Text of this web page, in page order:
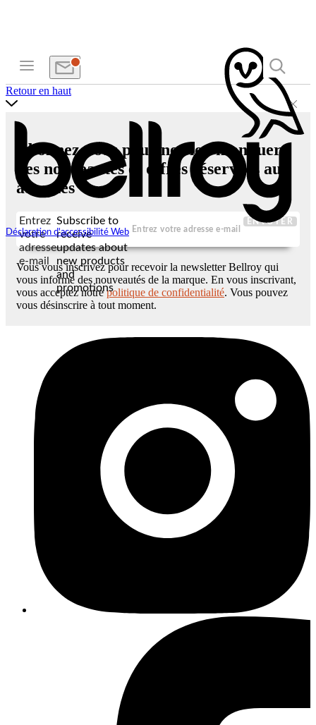
Déclaration d'accessibilité Web
Retour en haut
Abonnez-vous pour ne rien manquer
des nouveautés et offres réservées aux
abonnés
Entrez
votre
adresse
e-mail
Subscribe to
receive
updates about
new products
and
promotions
ENVOYER
Vous vous inscrivez pour recevoir la newsletter Bellroy qui
vous informe des nouveautés de la marque. En vous inscrivant,
vous acceptez notrepolitique de confidentialité. Vous pouvez
vous désinscrire à tout moment.